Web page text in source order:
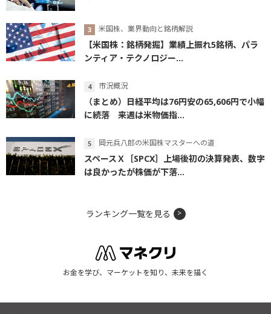
米国株、業界動向と銘柄解説
【米国株：銘柄発掘】業績上振れ5銘柄、パラ
ンティア・テクノロジー...
市況概況
（まとめ）日経平均は76円安の65,606円で小幅
に続落 来週は米物価指...
岡元兵八郎の米国株マスターへの道
スペースＸ［SPCX］上場後初の決算発表、数字
は良かったが株価が下落...
ランキング一覧を見る
お金を学び、マーケットを知り、未来を描く